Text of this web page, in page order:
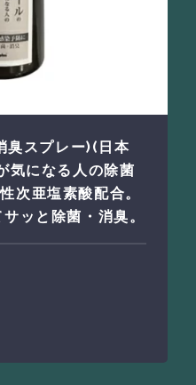
臭スプレー)(日本
気になる人の除菌
次亜塩素酸配合。
ッと除菌・消臭。